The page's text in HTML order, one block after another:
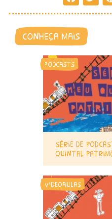
conheça mais
podcasts
série de
quintal
videoaulas